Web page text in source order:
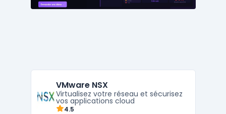
VMware NSX
Virtualisez votre réseau et sécurisez
vos applications cloud
4.5